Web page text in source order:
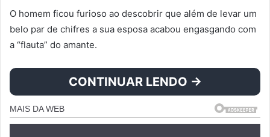
O homem ficou furioso ao descobrir que além de levar um
belo par de chifres a sua esposa acabou engasgando com
a “flauta” do amante.
CONTINUAR LENDO →